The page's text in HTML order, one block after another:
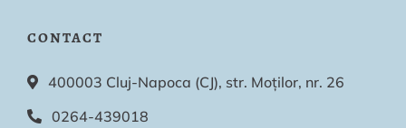
CONTACT
400003 Cluj-Napoca (CJ), str. Moților, nr. 26
0264-439018